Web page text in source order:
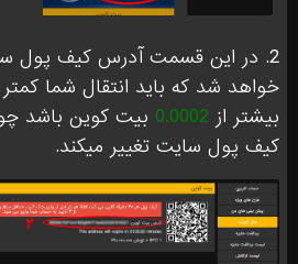
2. در این قسمت آدرس کیف پول
بیشتر از 0.0002
کیف ‌پول سایت تغییر میکند.